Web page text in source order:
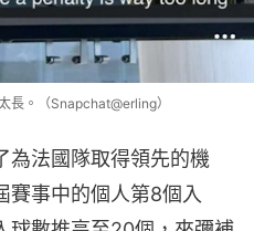
長。（Snapchat@erling）
為法國隊取得領先的機
賽事中的個人第8個入